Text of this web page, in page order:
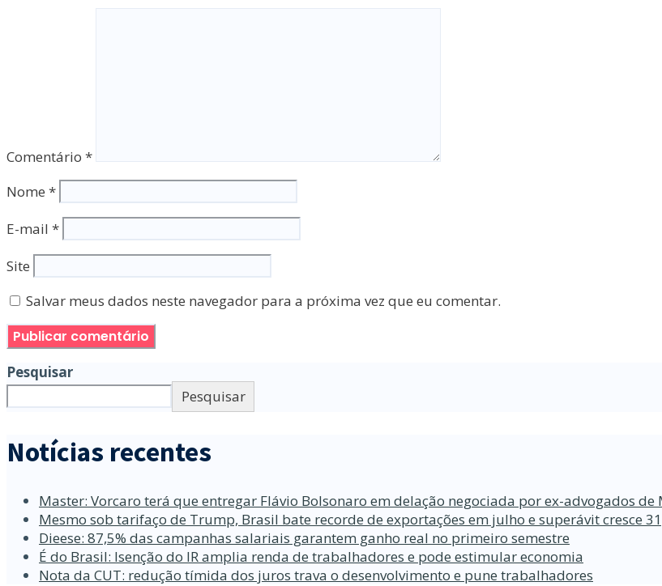
Comentário *
Nome *
E-mail *
Site
Salvar meus dados neste navegador para a próxima vez que eu comentar.
Pesquisar
Pesquisar
Notícias recentes
Master: Vorcaro terá que entregar Flávio Bolsonaro em delação negociada por ex-advogados de
Mesmo sob tarifaço de Trump, Brasil bate recorde de exportações em julho e superávit cresce
Dieese: 87,5% das campanhas salariais garantem ganho real no primeiro semestre
É do Brasil: Isenção do IR amplia renda de trabalhadores e pode estimular economia
Nota da CUT: redução tímida dos juros trava o desenvolvimento e pune trabalhadores